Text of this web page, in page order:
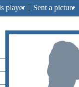
player Sent a picture